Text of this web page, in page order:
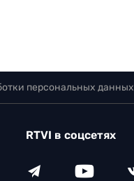
персональных данных
RTVI в соцсетях